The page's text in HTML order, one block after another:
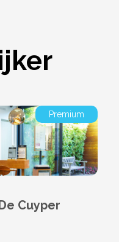
Premium
Cuyper